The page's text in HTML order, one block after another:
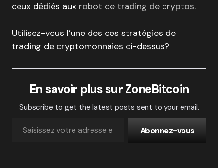
ceux dédiés aux robot de trading de cryptos.
Utilisez-vous l’une des ces stratégies de
trading de cryptomonnaies ci-dessus?
En savoir plus sur ZoneBitcoin
Subscribe to get the latest posts sent to your email.
Abonnez-vous